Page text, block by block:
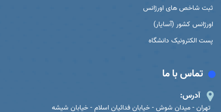
ثبت شاخص های اورژانس
اورژانس کشور (آسایار)
پست الکترونیک دانشگاه
تماس با ما
آدرس:
تهران - میدان شوش - خیابان فدائیان اسلام - خیابان شیشه